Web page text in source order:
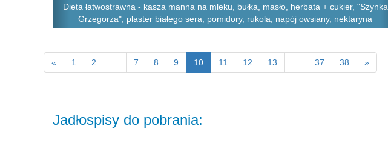
Dieta łatwostrawna - kasza manna na mleku, bułka, masło, herbata + cukier, "Szynka
Grzegorza", plaster białego sera, pomidory, rukola, napój owsiany, nektaryna
« 1 2 7 8 9 10 11 12 13 37 38 »
Jadłospisy do pobrania: